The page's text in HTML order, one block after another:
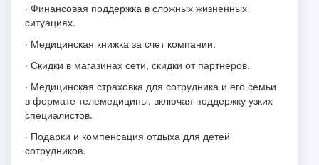
· Финансовая поддержка в сложных жизненных
ситуациях.
· Медицинская книжка за счет компании.
· Скидки в магазинах сети, скидки от партнеров.
· Медицинская страховка для сотрудника и его семьи
в формате телемедицины, включая поддержку узких
специалистов.
· Подарки и компенсация отдыха для детей
сотрудников.